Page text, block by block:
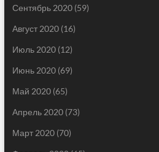
Сентябрь 2020(59)
Август 2020(16)
Июль 2020(12)
Июнь 2020(69)
Май 2020(65)
Апрель 2020(73)
Март 2020(70)